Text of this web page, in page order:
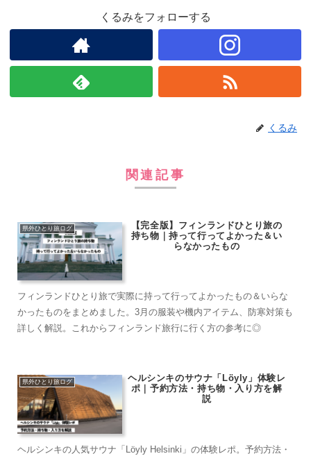
くるみをフォローする
くるみ
関連記事
県外ひとり旅ログ
【完全版】フィンランドひとり旅の
持ち物｜持って行ってよかった＆い
らなかったもの
フィンランドひとり旅で実際に持って行ってよかったもの＆いらな
かったものをまとめました。3月の服装や機内アイテム、防寒対策も
詳しく解説。これからフィンランド旅行に行く方の参考に◎
県外ひとり旅ログ
ヘルシンキのサウナ「Löyly」体験レ
ポ｜予約方法・持ち物・入り方を解
説
ヘルシンキの人気サウナ「Löyly Helsinki」の体験レポ。予約方法・